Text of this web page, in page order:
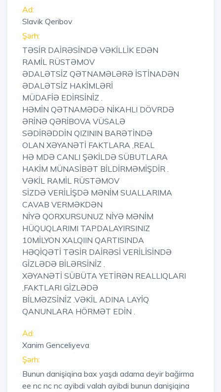
Ad:
Slavik Qeribov
Şərh:
TƏSİR DAİRƏSİNDƏ VƏKİLLİK EDƏN
RAMİL RÜSTƏMOV
ƏDALƏTSİZ QƏTNAMƏLƏRƏ İSTİNADƏN
ƏDALƏTSİZ HAKİMLƏRİ
MÜDAFİƏ EDİRSİNİZ .
HƏMİN QƏTNAMƏDƏ NİKAHLI DÖVRDƏ
ƏRİNƏ QƏRİBOVA VÜSALƏ
SƏDİRƏDDİN QIZININ BARƏTİNDƏ
OLAN XƏYANƏTİ FAKTLARA ,REAL
HƏ MDƏ CANLI ŞƏKİLDƏ SÜBUTLARA
HAKİM MÜNASİBƏT BİLDİRMƏMİŞDİR .
VƏKİL RAMİL RÜSTƏMOV
SİZDƏ VERİLİŞDƏ MƏNİM SUALLARIMA
CAVAB VERMƏKDƏN
NİYƏ QORXURSUNUZ NİYƏ MƏNİM
HÜQUQLARIMI TAPDALAYIRSINIZ
10MİLYON XALQIIN QARTISINDA
HƏQİQƏTİ TƏSİR DAİRƏSİ VERİLİSİNDƏ
GİZLƏDƏ BİLƏRSİNİZ .
XƏYANƏTİ SÜBÜTA YETİRƏN REALLIQLARI
,FAKTLARI GİZLƏDƏ
BİLMƏZSİNİZ .VƏKİL ADINA LAYİQ
QANUNLARA HÖRMƏT EDİN .
Ad:
Xanim Genceliyeva
Şərh:
Bunun danişiqina bax yaşdı adama deyir bağirma
ee nc nc nc ayibdi valah ayibdi bunun danişiqina